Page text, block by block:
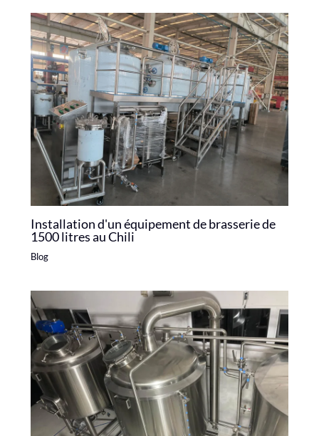
Installation d'un équipement de brasserie de
1500 litres au Chili
Blog